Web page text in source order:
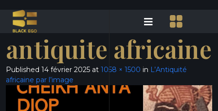
antiquite africaine
Published 14 février 2025 at 1058 × 1500 in L’Antiquité
africaine par l’image